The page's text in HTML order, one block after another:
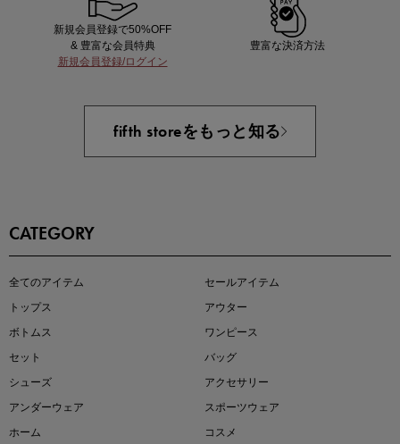
即戦力アイテム続々対象
新規会員登録で50%OFF
& 豊富な会員特典
新規会員登録/ログイン
豊富な決済方法
fifth storeをもっと知る
CATEGORY
全てのアイテム
セールアイテム
トップス
アウター
ボトムス
ワンピース
セット
バッグ
シューズ
アクセサリー
アンダーウェア
スポーツウェア
ホーム
コスメ